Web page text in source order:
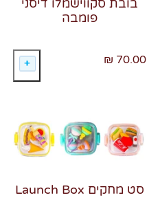
בובת סקווישמלו דיסני
פומבה
70.00 ₪
סט מחקים Launch Box